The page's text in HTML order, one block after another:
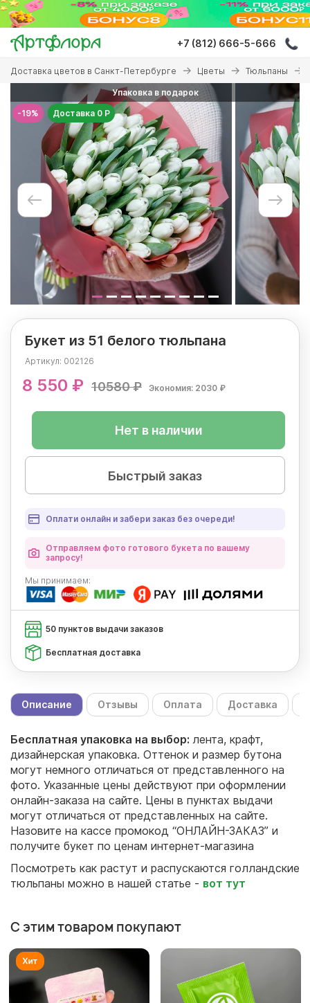
Перейти
основному
содержанию
+7 (812) 666-5-666
Вы
здесь
Доставка цветов в Санкт-Петербурге Цветы Тюльпаны
-19%
Упаковка в подарок
Доставка 0 Р
Букет из 51 белого тюльпана
Артикул: 002126
8 550 ₽ 10580 ₽ Экономия: 2030 ₽
Нет в наличии
Быстрый заказ
Оплати онлайн и забери заказ без очереди!
Отправляем фото готового букета по вашему
запросу!
Мы принимаем:
50 пунктов выдачи заказов
Бесплатная доставка
Описание Отзывы Оплата Доставка
Бесплатная упаковка на выбор: лента, крафт,
дизайнерская упаковка. Оттенок и размер бутона
могут немного отличаться от представленного на
фото. Указанные цены действуют при оформлении
онлайн-заказа на сайте. Цены в пунктах выдачи
могут отличаться от представленных на сайте.
Назовите на кассе промокод “ОНЛАЙН-ЗАКАЗ” и
получите букет по ценам интернет-магазина
Посмотреть как растут и распускаются голландские
тюльпаны можно в нашей статье - вот тут
С этим товаром покупают